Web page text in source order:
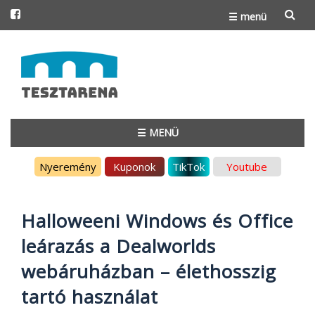
☰ menü
to
content
☰ MENÜ
Nyeremény Kuponok TikTok Youtube
Halloweeni Windows és Office
leárazás a Dealworlds
webáruházban – élethosszig
tartó használat